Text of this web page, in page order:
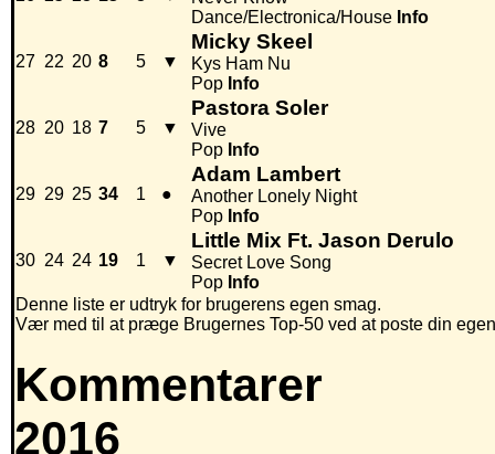
Dance/Electronica/House Info
27 22 20 8 5 ▼
Micky Skeel
Kys Ham Nu
Pop Info
28 20 18 7 5 ▼
Pastora Soler
Vive
Pop Info
29 29 25 34 1 ●
Adam Lambert
Another Lonely Night
Pop Info
30 24 24 19 1 ▼
Little Mix Ft. Jason Derulo
Secret Love Song
Pop Info
Denne liste er udtryk for brugerens egen smag.
Vær med til at præge Brugernes Top-50 ved at poste din
Kommentarer
2016